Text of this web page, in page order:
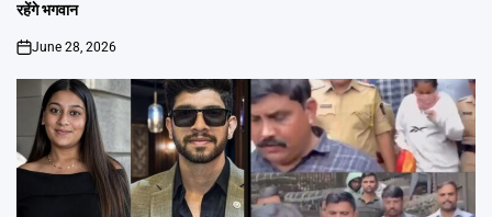
रहेंगे भगवान
on
June 28, 2026